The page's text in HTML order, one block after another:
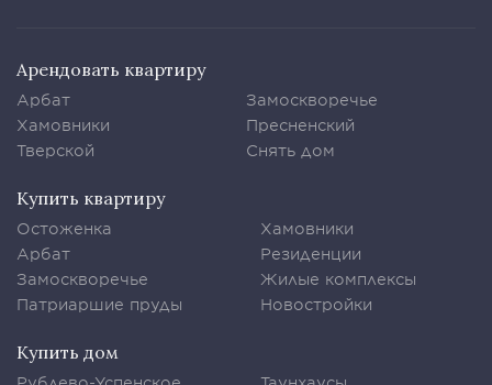
Арендовать квартиру
Арбат
Хамовники
Тверской
Замоскворечье
Пресненский
Снять дом
Купить квартиру
Остоженка
Арбат
Замоскворечье
Патриаршие пруды
Хамовники
Резиденции
Жилые комплексы
Новостройки
Купить дом